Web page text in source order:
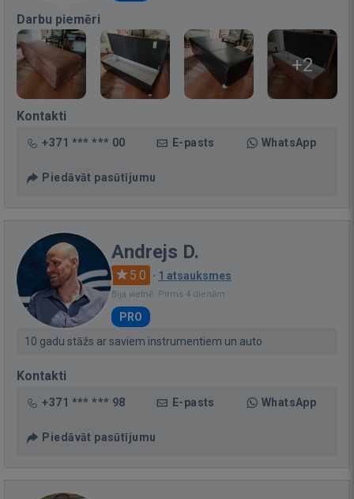
Darbu piemēri
+2
Kontakti
+371 *** *** 00 E-pasts WhatsApp
Piedāvāt pasūtījumu
Andrejs D.
5.0 · 1 atsauksmes
Bija vietnē: Pirms 4 dienām
PRO
10 gadu stāžs ar saviem instrumentiem un auto
Kontakti
+371 *** *** 98 E-pasts WhatsApp
Piedāvāt pasūtījumu